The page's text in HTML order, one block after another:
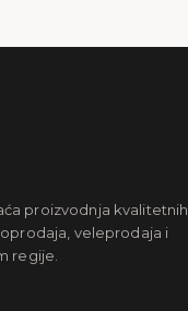
proizvodnja kvalitetnih
veleprodaja i
regije.